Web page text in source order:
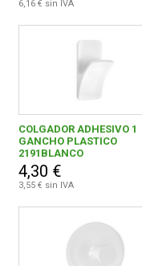
6,16 € sin IVA
COLGADOR ADHESIVO 1
GANCHO PLASTICO
2191BLANCO
4,30 €
3,55 € sin IVA